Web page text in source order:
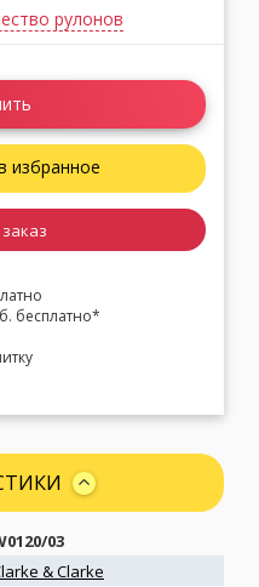
рулонов
избранное
бесплатно*
03
& Clarke